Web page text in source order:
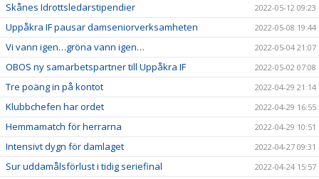
Skånes Idrottsledarstipendier 2022-05-12 09:23
Uppåkra IF pausar damseniorverksamheten 2022-05-08 19:44
Vi vann igen…gröna vann igen… 2022-05-04 21:07
OBOS ny samarbetspartner till Uppåkra IF 2022-05-02 07:08
Tre poäng in på kontot 2022-04-29 21:14
Klubbchefen har ordet 2022-04-29 16:55
Hemmamatch för herrarna 2022-04-29 10:51
Intensivt dygn för damlaget 2022-04-27 09:31
Sur uddamålsförlust i tidig seriefinal 2022-04-24 15:57